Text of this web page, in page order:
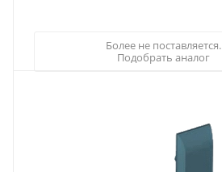
Более не поставляется.
Подобрать аналог